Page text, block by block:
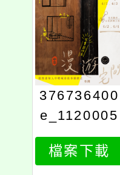
376736400
e_1120005
809_attach
1
檔案下載